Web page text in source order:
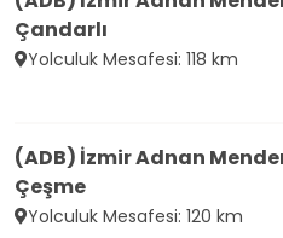
Çandarlı
Yolculuk Mesafesi: 118 km
(ADB) İzmir Adnan
Çeşme
Yolculuk Mesafesi: 120 km